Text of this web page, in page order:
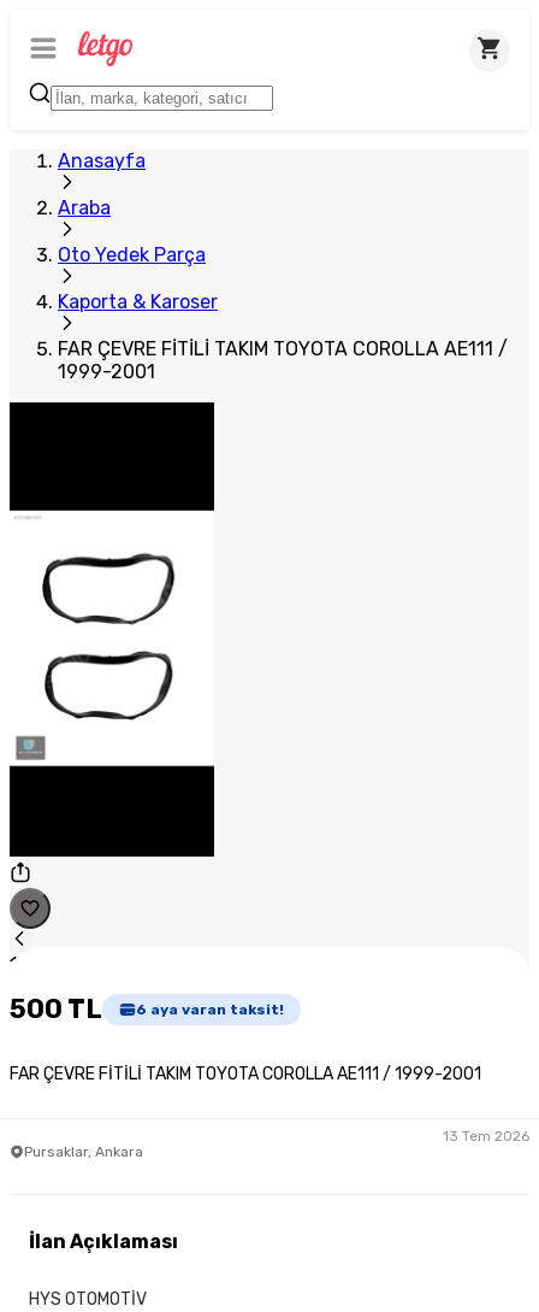
Anasayfa
Araba
Oto Yedek Parça
Kaporta & Karoser
FAR ÇEVRE FİTİLİ TAKIM TOYOTA COROLLA AE111 /
1999-2001
1
Plus Satıcı
500 TL 6 aya varan taksit!
FAR ÇEVRE FİTİLİ TAKIM TOYOTA COROLLA AE111 / 1999-2001
Pursaklar, Ankara
13 Tem 2026
İlan Açıklaması
HYS OTOMOTİV